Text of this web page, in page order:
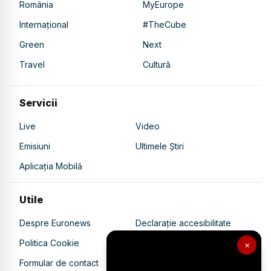
×
România
MyEurope
Internațional
#TheCube
Green
Next
Travel
Cultură
Servicii
Live
Video
Emisiuni
Ultimele Știri
Aplicația Mobilă
Utile
Despre Euronews
Declarație accesibilitate
Politica Cookie
Politica de confidențialitate
Formular de contact